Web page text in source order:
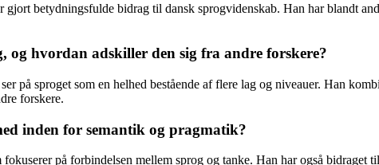
betydningsfulde bidrag til dansk sprogvidenskab. Han har blandt
hvordan adskiller den sig fra andre forskere?
på sproget som en helhed bestående af flere lag og niveauer. Han
forskere.
inden for semantik og pragmatik?
på forbindelsen mellem sprog og tanke. Han har også bidraget